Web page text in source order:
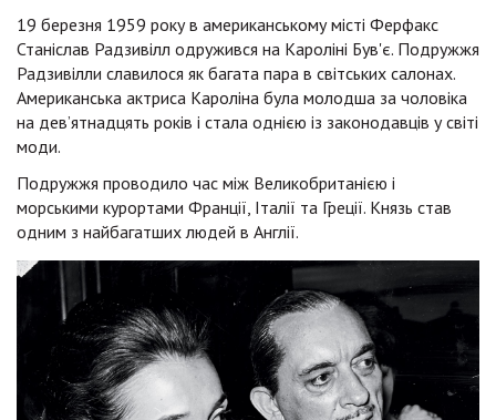
19 березня 1959 року в американському місті Ферфакс
Станіслав Радзивілл одружився на Кароліні Був'є. Подружжя
Радзивілли славилося як багата пара в світських салонах.
Американська актриса Кароліна була молодша за чоловіка
на дев’ятнадцять років і стала однією із законодавців у світі
моди.
Подружжя проводило час між Великобританією і
морськими курортами Франції, Італії та Греції. Князь став
одним з найбагатших людей в Англії.